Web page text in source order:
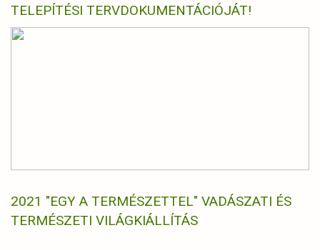
TELEPÍTÉSI TERVDOKUMENTÁCIÓJÁT!
2021 "EGY A TERMÉSZETTEL" VADÁSZATI ÉS
TERMÉSZETI VILÁGKIÁLLÍTÁS